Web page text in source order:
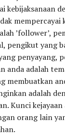
kebijaksanaan
mempercayai
’follower’,
pengikut yang
penyayang,
anda adalah
membuatkan
adalah
Kunci
orang lain